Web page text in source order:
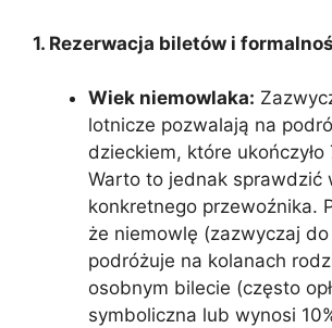
1. Rezerwacja biletów i
Wiek niemowlaka:
lotnicze pozwalają na
dzieckiem, które ukończyło
Warto to jednak sprawdzić
konkretnego przewoźnika.
że niemowlę (zazwyczaj
podróżuje na kolanach
osobnym bilecie (często
symboliczna lub wynosi